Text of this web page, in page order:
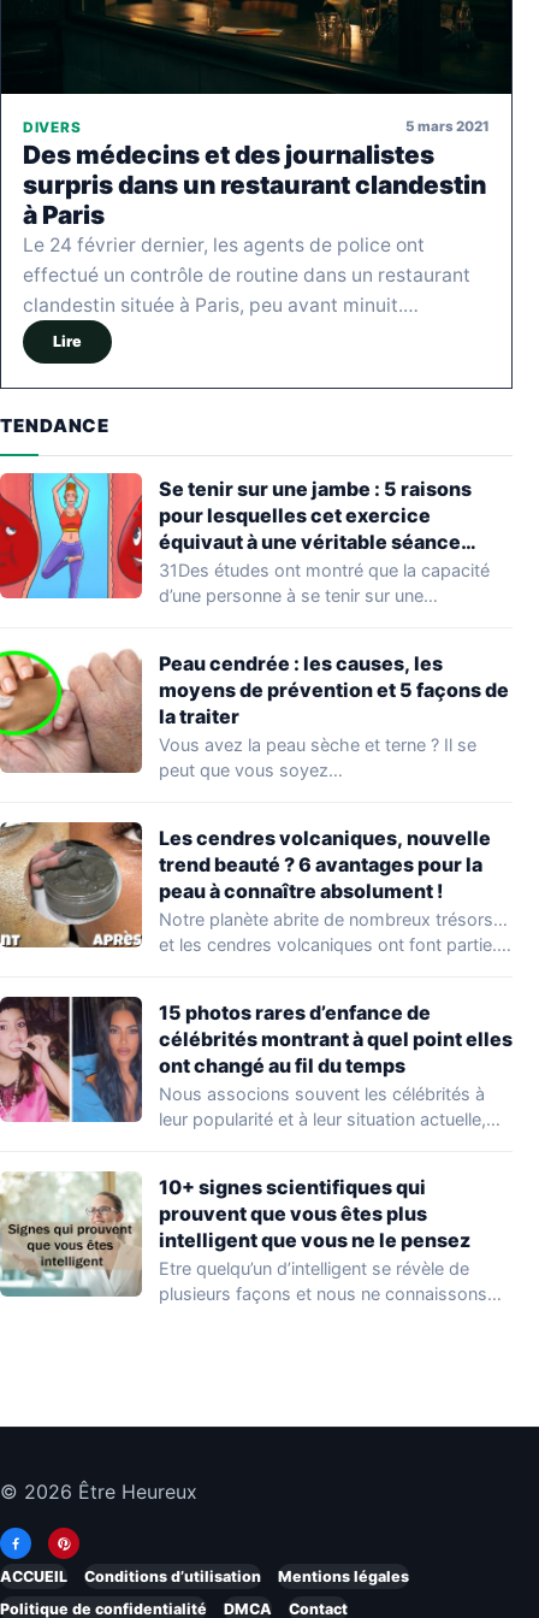
DIVERS 5 mars 2021
Des médecins et des journalistes
surpris dans un restaurant clandestin
à Paris
Le 24 février dernier, les agents de police ont
effectué un contrôle de routine dans un restaurant
clandestin située à Paris, peu avant minuit.…
Lire
TENDANCE
Se tenir sur une jambe : 5 raisons
pour lesquelles cet exercice
équivaut à une véritable séance
d’entraînement
31Des études ont montré que la capacité
d’une personne à se tenir sur une…
Peau cendrée : les causes, les
moyens de prévention et 5 façons de
la traiter
Vous avez la peau sèche et terne ? Il se
peut que vous soyez…
Les cendres volcaniques, nouvelle
trend beauté ? 6 avantages pour la
peau à connaître absolument !
Notre planète abrite de nombreux trésors…
et les cendres volcaniques ont font partie.
15 photos rares d’enfance de
célébrités montrant à quel point elles
ont changé au fil du temps
Nous associons souvent les célébrités à
leur popularité et à leur situation actuelle,
10+ signes scientifiques qui
prouvent que vous êtes plus
intelligent que vous ne le pensez
Etre quelqu’un d’intelligent se révèle de
plusieurs façons et nous ne connaissons
© 2026 Être Heureux
ACCUEIL Conditions d’utilisation
Mentions légales
Politique de confidentialité
DMCA Contact